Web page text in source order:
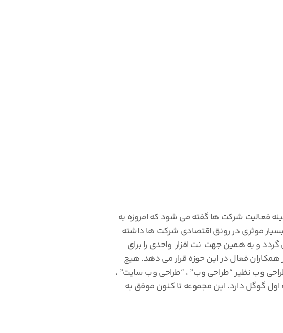
فعالیت شرکت ها گفته می شود که امروزه به
موثری در رونق اقتصادی شرکت ها داشته
و به همین جهت نت افزار واحدی را برای
همکاران فعال در این حوزه قرار می دهد. هیچ
وب نظیر “طراحی وب” ، “طراحی وب سایت” ،
گوگل دارد. این مجموعه تا کنون موفق به